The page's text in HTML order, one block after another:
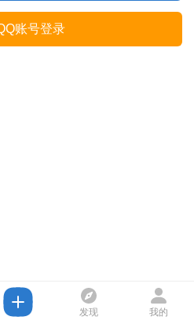
账号登录
发现 我的